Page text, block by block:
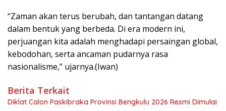
“Zaman akan terus berubah, dan tantangan datang
dalam bentuk yang berbeda. Di era modern ini,
perjuangan kita adalah menghadapi persaingan global,
kebodohan, serta ancaman pudarnya rasa
nasionalisme,” ujarnya.(Iwan)
Berita Terkait
Diklat Calon Paskibraka Provinsi Bengkulu 2026 Resmi Dimulai